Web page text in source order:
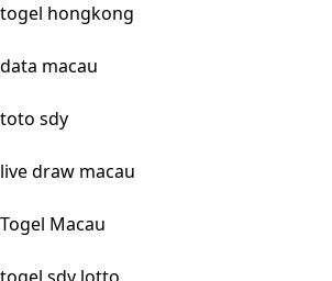
togel hongkong
data macau
toto sdy
live draw macau
Togel Macau